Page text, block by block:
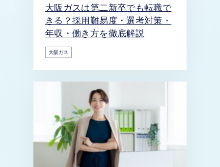
大阪ガスは第二新卒でも転職で
きる？採用難易度・選考対策・
年収・働き方を徹底解説
大阪ガス